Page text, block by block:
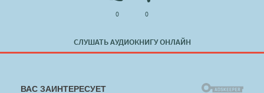
СЛУШАТЬ АУДИОКНИГУ ОНЛАЙН
0 0